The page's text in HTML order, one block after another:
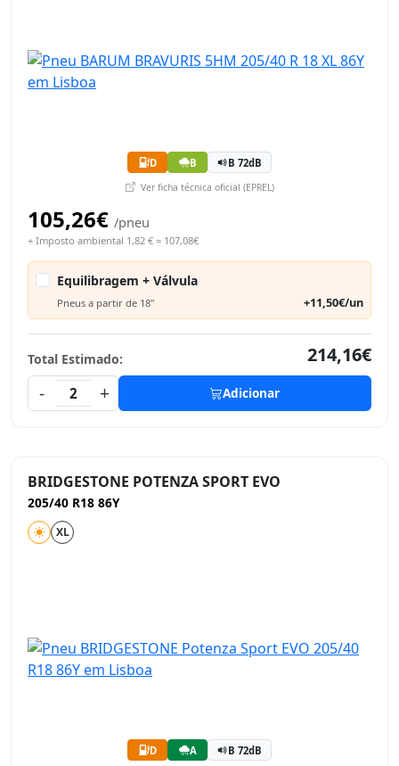
D B B 72dB
Ver ficha técnica oficial (EPREL)
105,26€ /pneu
+ Imposto ambiental 1,82 € = 107,08€
Equilibragem + Válvula
Pneus a partir de 18" +11,50€/un
Total Estimado:
214,16€
-
2 + Adicionar
BRIDGESTONE POTENZA SPORT EVO
205/40 R18 86Y
XL
D A B 72dB